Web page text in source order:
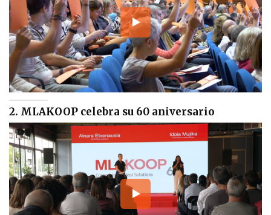
2. MLAKOOP celebra su 60 aniversario